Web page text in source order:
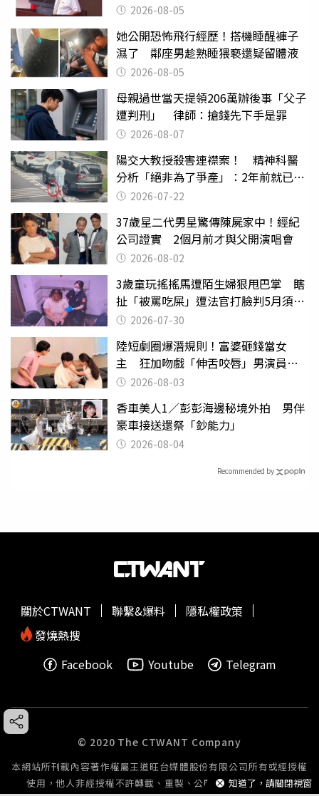
2026-08-05
她公開恐怖飛行經歷！搭機睡醒褲子
濕了 鄰座男趁熟睡猥褻還疑留體液
2026-08-05
母親過世當天提領206萬辦後事「父子
遭判刑」 律師：搶錢先下手是罪
2026-08-07
陽交大教授殺害連襟案！ 精神科醫
分析「絕非為了爭產」：2年前就已言
行詭異
2026-07-22
37歲星二代男星驚傳陳屍家中！經紀
公司證實 2個月前才與父開演唱會
2026-08-02
3歲童玩搖搖馬遭陌生婦狠甩巴掌 瞎
扯「被罵吃屎」遭法官打臉判5月須入
監 2026-07-30
陸短劇圈爆潛規則！富婆砸錢當女
主 狂加吻戲「伸舌咬唇」男演員崩
潰 2026-08-03
香車美人1／彭彭海邊秘境外拍 男伴
豪車接送還祭「鈔能力」
2026-08-04
Recommended by
知道了，請關閉視窗
關於CTWANT 聯繫&爆料
隱私權政策
發燒熱搜
Facebook
Youtube Telegram
© 2020 The CTWANT Company
本網站所刊載內容著作權屬王道旺台媒體股份有限公司所有或經授權
使用，他人非經授權不許轉載、重製、公開播送或公開傳輸。